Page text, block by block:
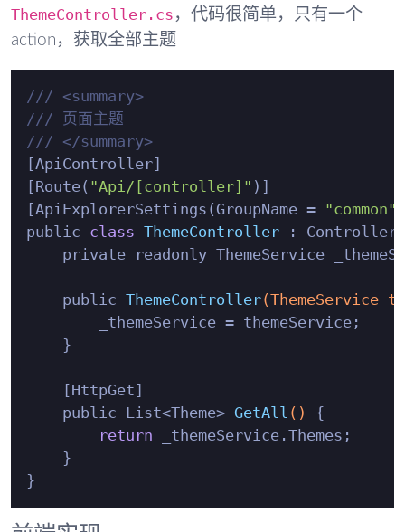
ThemeController.cs ，代码很简单，只有一个
action，获取全部主题
/// <summary>
/// 页面主题
/// </summary>
[ApiController]
[Route( "Api/[controller]" )]
[ApiExplorerSettings(GroupName = "common"
public class ThemeController :
private readonly ThemeService
    public
ThemeController(ThemeService
        _themeService = themeService;
    }
    [HttpGet]
    public List<Theme>
GetAll ()
{
return _themeService.Themes;
    }